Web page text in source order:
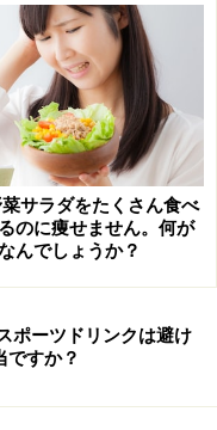
卵・具沢山のスー
たサンドイッチ、ま
もの1個と、野菜が
エネルギーの30％
合、朝食は500kcal程
げ物系・油脂や砂糖
ームの入った大きめ
菜サラダをたくさん食べ
のに痩せません。何が
んでしょうか？
ポーツドリンクは避け
ですか？